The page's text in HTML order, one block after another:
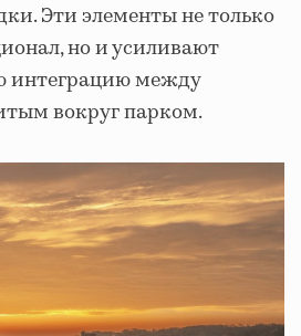
Эти элементы не только
но и усиливают
интеграцию между
вокруг парком.